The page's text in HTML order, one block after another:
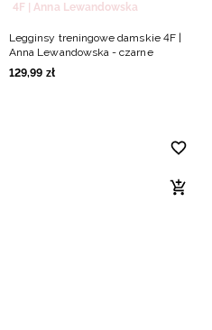
4F | Anna Lewandowska
Legginsy treningowe damskie 4F |
Anna Lewandowska - czarne
129,99 zł